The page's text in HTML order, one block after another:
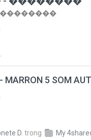
��������
D. trong My